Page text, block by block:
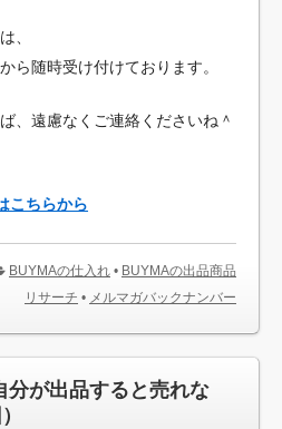
、
ら随時受け付けております。
、遠慮なくご連絡くださいね＾
こちらから
BUYMAの仕入れ • BUYMAの出品商品
リサーチ • メルマガバックナンバー
分が出品すると売れな